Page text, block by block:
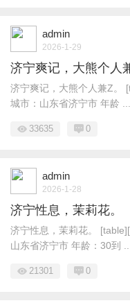
admin
2026-1-29
济宁爽记，大熊个人
济宁爽记，大熊个人兼Z。
城市：山东省济宁市 年龄 ...
33635 0
admin
2026-1-28
济宁性息，茉莉花。
济宁性息，茉莉花。
山东省济宁市 年龄：30到 ...
21301 0